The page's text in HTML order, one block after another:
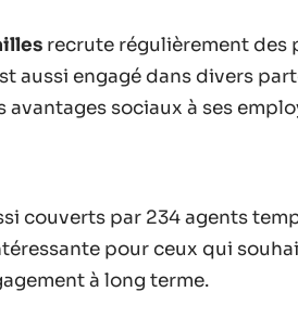
recrute régulièrement des
aussi engagé dans divers
sociaux à ses
couverts par 234 agents
pour ceux qui
à long terme.